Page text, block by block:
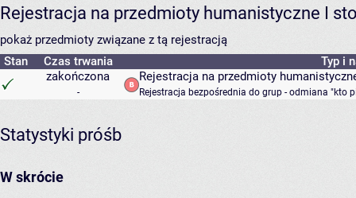
Rejestracja na przedmioty humanistyczne I
pokaż przedmioty związane z tą rejestracją
Stan
Czas trwania
Typ i
zakończona
-
Rejestracja na przedmioty
Rejestracja bezpośrednia do grup - odmiana "kto
Statystyki próśb
W skrócie